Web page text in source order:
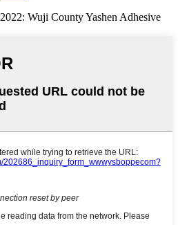
Wuji County Yashen Adhesive